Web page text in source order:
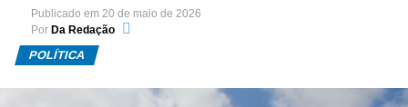
Publicado em 20 de maio de 2026
Por Da Redação
POLÍTICA